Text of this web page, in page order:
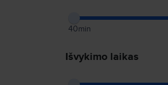
40min
Išvykimo laikas